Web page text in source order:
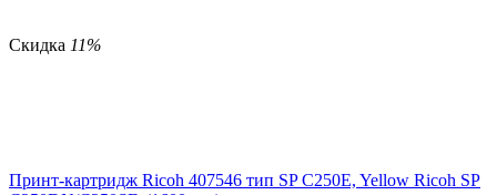
Скидка 11%
Принт-картридж Ricoh 407546 тип SP C250E, Yellow Ricoh SP